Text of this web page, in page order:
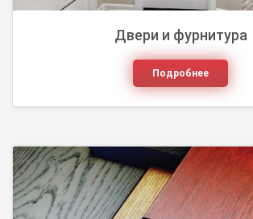
Двери и фурнитура
Подробнее
Натяжные потолки — это один из
красиво отделать жилое помещение,
помещение общего пользования.